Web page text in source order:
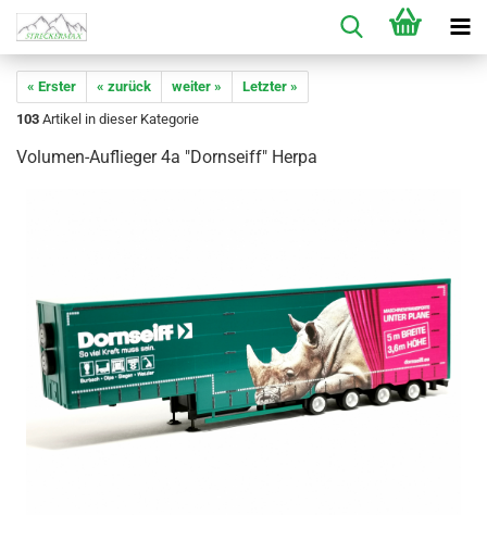
« Erster « zurück weiter »
Letzter »
103 Artikel in dieser Kategorie
Volumen-Auflieger 4a "Dornseiff" Herpa